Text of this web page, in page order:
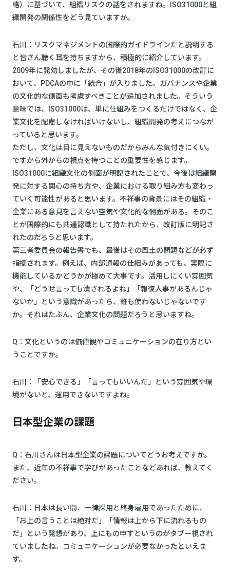
格）に基づいて、組織リスクの話をされますね。ISO31000と組
織開発の関係性をどう見ていますか。
石川：リスクマネジメントの国際的ガイドラインだと説明する
と皆さん聴く耳を持ちますから、積極的に紹介しています。
2009年に発効しましたが、その後2018年のISO31000の改訂に
おいて、PDCAの中に「統合」が入りました。ガバナンスや企業
の文化的な側面も考慮すべきことが追加されました。そういう
意味では、ISO31000は、単に仕組みをつくるだけではなく、企
業文化を配慮しなければいけないし、組織開発の考えにつなが
っていると思います。
ただし、文化は目に見えないものだからみんな気付きにくい。
ですから外からの視点を持つことの重要性を感じます。
ISO31000に組織文化の側面が明記されたことで、今後は組織開
発に対する関心の持ち方や、企業における取り組み方も変わっ
ていく可能性があると思います。不祥事の背景にはその組織・
企業にある意見を言えない空気や文化的な側面がある。そのこ
とが国際的にも共通認識として持たれたから、改訂版に明記さ
れたのだろうと思います。
第三者委員会の報告書でも、最後はその風土の問題などが必ず
指摘されます。例えば、内部通報の仕組みがあっても、実際に
機能しているかどうかが極めて大事です。活用しにくい雰囲気
や、「どうせ言っても潰されるよね」「報復人事があるんじゃ
ないか」という意識があったら、誰も使わないじゃないです
か。それはたぶん、企業文化の問題だろうと思いますね。
Q：文化というのは価値観やコミュニケーションの在り方とい
うことですか。
石川：「安心できる」「言ってもいいんだ」という雰囲気や環
境がないと、運用できないですよね。
日本型企業の課題
Q：石川さんは日本型企業の課題についてどうお考えですか。
また、近年の不祥事で学びがあったことなどあれば、教えてく
ださい。
石川：日本は長い間、一律採用と終身雇用であったために、
「お上の言うことは絶対だ」「情報は上から下に流れるもの
だ」という発想があり、上にもの申すというのがタブー視され
ていましたね。コミュニケーションが必要なかったといえま
す。